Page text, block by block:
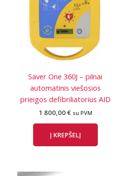
Saver One 360J – pilnai
automatinis viešosios
prieigos defibriliatorius AID
1 800,00€ su PVM
Į KREPŠELĮ